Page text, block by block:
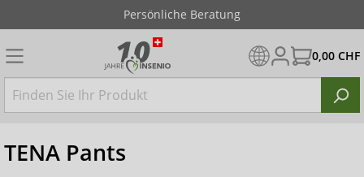
Persönliche Beratung
0,00 CHF
TENA Pants